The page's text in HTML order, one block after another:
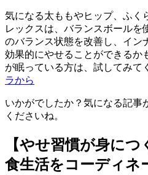
気になる太ももやヒップ、ふ
レックスは、バランスボールを
のバランス状態を改善し、イン
効果的にやせることができるか
が眠っている方は、試してみて
ラから
いかがでしたか？気になる記事
くださいね。
【やせ習慣が身に
食生活をコーディネ